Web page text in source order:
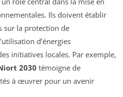
Ils doivent établir
sur la protection de
d’énergies
initiatives locales. Par exemple,
2030 témoigne de
à œuvrer pour un avenir